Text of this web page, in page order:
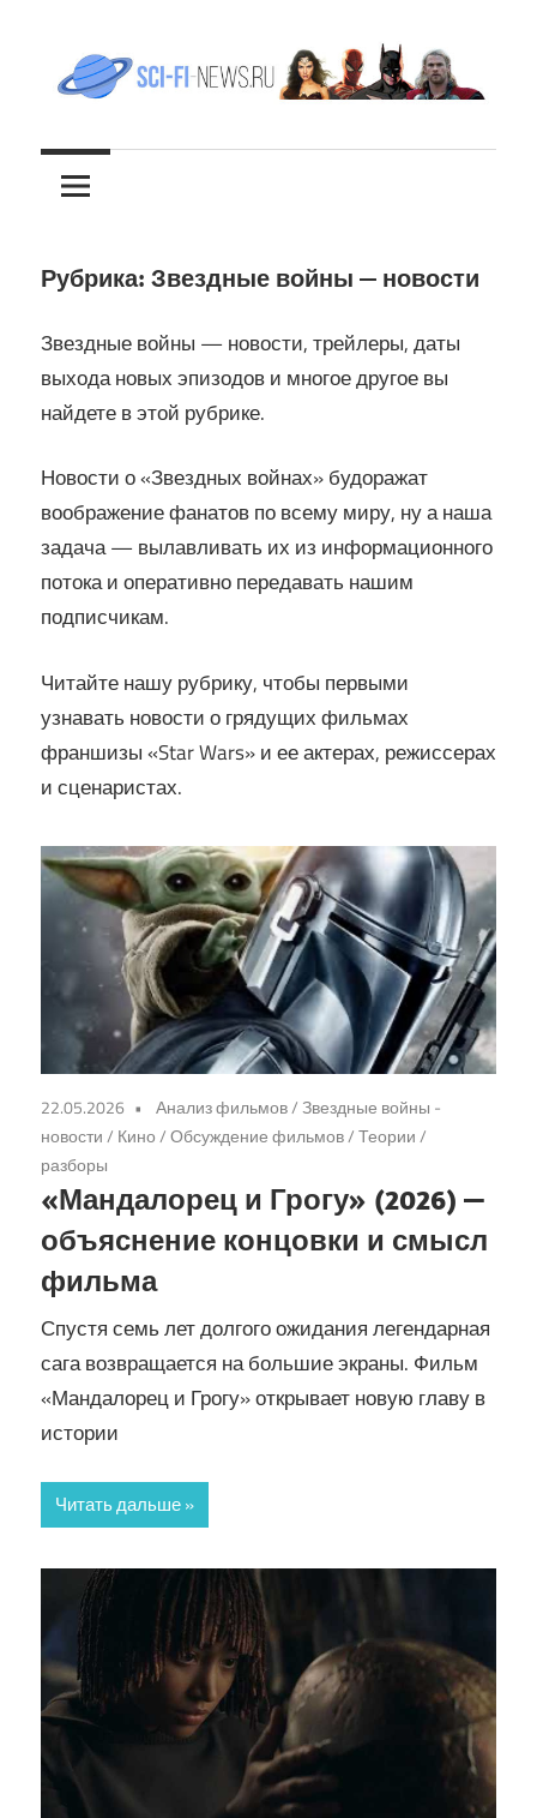
содержимому
sci-
fi-
news.ru
новости
фантастики
Рубрика: Звездные войны — новости
Звездные войны — новости, трейлеры, даты
выхода новых эпизодов и многое другое вы
найдете в этой рубрике.
Новости о «Звездных войнах» будоражат
воображение фанатов по всему миру, ну а наша
задача — вылавливать их из информационного
потока и оперативно передавать нашим
подписчикам.
Читайте нашу рубрику, чтобы первыми
узнавать новости о грядущих фильмах
франшизы «Star Wars» и ее актерах, режиссерах
и сценаристах.
22.05.2026 Анализ фильмов/Звездные войны -
новости/ Кино/Обсуждение фильмов/Теории /
разборы
«Мандалорец и Грогу» (2026) —
объяснение концовки и смысл
фильма
Спустя семь лет долгого ожидания легендарная
сага возвращается на большие экраны. Фильм
«Мандалорец и Грогу» открывает новую главу в
истории
Читать дальше